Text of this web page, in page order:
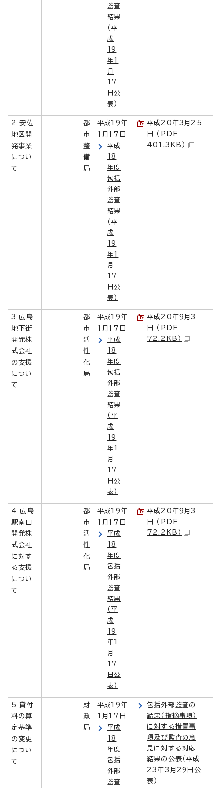
監査
結果
（平
成
19
年1
月
17
日公
表）
2 安佐
地区開
発事業
につい
て
都
市
整
備
局
平成19年
1月17日
平成
18
年度
包括
外部
監査
結果
（平
成
19
年1
月
17
日公
表）
平成20年3月25
日 （PDF
401.3KB）
3 広島
地下街
開発株
式会社
の支援
につい
て
都
市
活
性
化
局
平成19年
1月17日
平成
18
年度
包括
外部
監査
結果
（平
成
19
年1
月
17
日公
表）
平成20年9月3
日 （PDF
72.2KB）
4 広島
駅南口
開発株
式会社
に対す
る支援
につい
て
都
市
活
性
化
局
平成19年
1月17日
平成
18
年度
包括
外部
監査
結果
（平
成
19
年1
月
17
日公
表）
平成20年9月3
日 （PDF
72.2KB）
5 貸付
料の算
定基準
の変更
につい
て
財
政
局
平成19年
1月17日
平成
18
年度
包括
外部
監査
包括外部監査の
結果（指摘事項）
に対する措置事
項及び監査の意
見に対する対応
結果の公表（平成
23年3月29日公
表）